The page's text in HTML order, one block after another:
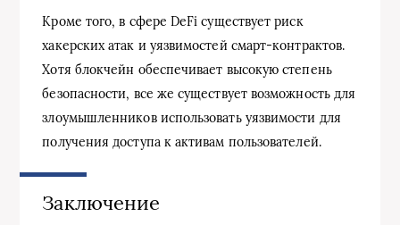
Кроме того, в сфере DeFi существует риск
хакерских атак и уязвимостей смарт-контрактов.
Хотя блокчейн обеспечивает высокую степень
безопасности, все же существует возможность для
злоумышленников использовать уязвимости для
получения доступа к активам пользователей.
Заключение